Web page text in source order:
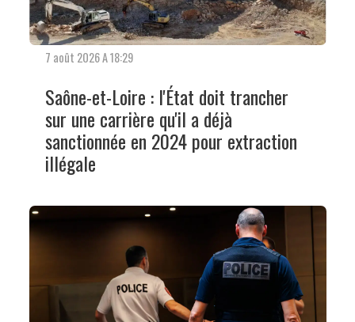
7 août 2026 A 18:29
Saône-et-Loire : l'État doit trancher
sur une carrière qu'il a déjà
sanctionnée en 2024 pour extraction
illégale